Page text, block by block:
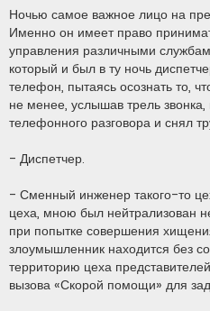
Ночью самое важное лицо на
Именно он имеет право
управления различными
который и был в ту ночь
телефон, пытаясь осознать то,
не менее, услышав трель
телефонного разговора и снял
- Диспетчер.
- Сменный инженер такого-то
цеха, мною был нейтрализован
при попытке совершения
злоумышленник находится без
территорию цеха
вызова «Скорой помощи» для